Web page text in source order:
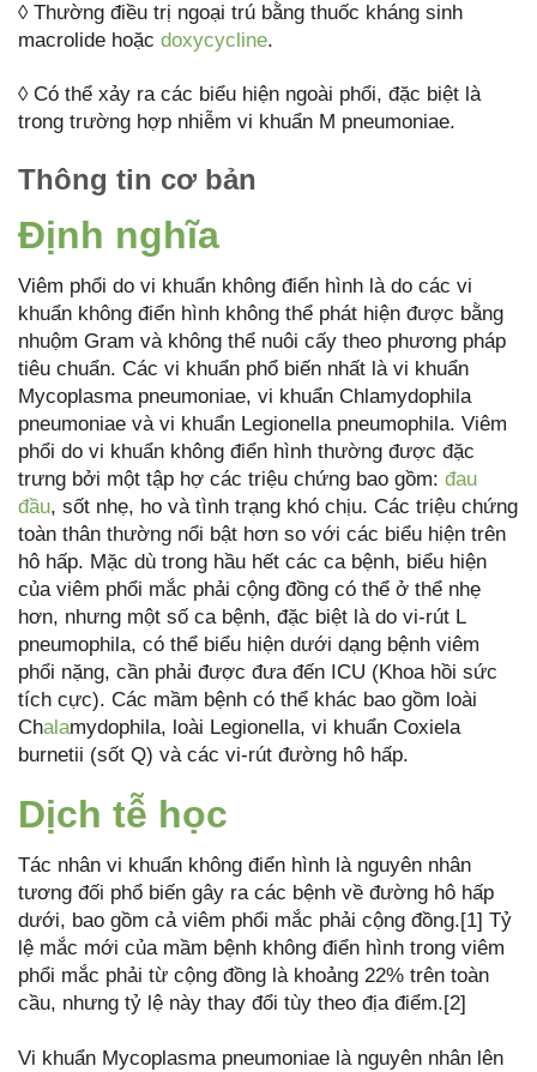
◊ Thường điều trị ngoại trú bằng thuốc kháng sinh
macrolide hoặc doxycycline.
◊ Có thể xảy ra các biểu hiện ngoài phổi, đặc biệt là
trong trường hợp nhiễm vi khuẩn M pneumoniae.
Thông tin cơ bản
Định nghĩa
Viêm phổi do vi khuẩn không điển hình là do các vi
khuẩn không điển hình không thể phát hiện được bằng
nhuộm Gram và không thể nuôi cấy theo phương pháp
tiêu chuẩn. Các vi khuẩn phổ biến nhất là vi khuẩn
Mycoplasma pneumoniae, vi khuẩn Chlamydophila
pneumoniae và vi khuẩn Legionella pneumophila. Viêm
phổi do vi khuẩn không điển hình thường được đặc
trưng bởi một tập hợ các triệu chứng bao gồm: đau
đầu, sốt nhẹ, ho và tình trạng khó chịu. Các triệu chứng
toàn thân thường nổi bật hơn so với các biểu hiện trên
hô hấp. Mặc dù trong hầu hết các ca bệnh, biểu hiện
của viêm phổi mắc phải cộng đồng có thể ở thể nhẹ
hơn, nhưng một số ca bệnh, đặc biệt là do vi-rút L
pneumophila, có thể biểu hiện dưới dạng bệnh viêm
phổi nặng, cần phải được đưa đến ICU (Khoa hồi sức
tích cực). Các mầm bệnh có thể khác bao gồm loài
Chalamydophila, loài Legionella, vi khuẩn Coxiela
burnetii (sốt Q) và các vi-rút đường hô hấp.
Dịch tễ học
Tác nhân vi khuẩn không điển hình là nguyên nhân
tương đối phổ biến gây ra các bệnh về đường hô hấp
dưới, bao gồm cả viêm phổi mắc phải cộng đồng.[1] Tỷ
lệ mắc mới của mầm bệnh không điển hình trong viêm
phổi mắc phải từ cộng đồng là khoảng 22% trên toàn
cầu, nhưng tỷ lệ này thay đổi tùy theo địa điểm.[2]
Vi khuẩn Mycoplasma pneumoniae là nguyên nhân lên